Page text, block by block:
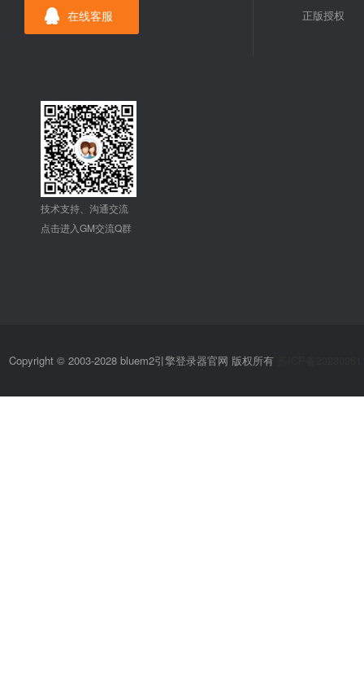
在线客服
正版授权
技术支持、沟通交流
点击进入GM交流Q群
Copyright © 2003-2028 bluem2引擎登录器官网 版权所有